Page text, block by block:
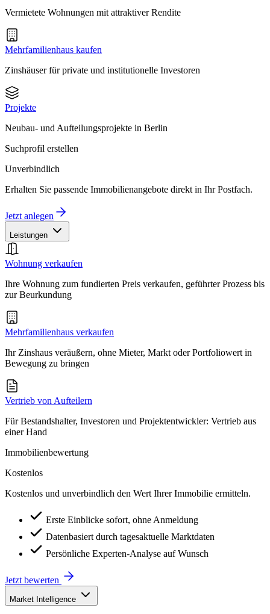
Vermietete Wohnungen mit attraktiver Rendite
Mehrfamilienhaus kaufen
Zinshäuser für private und institutionelle Investoren
Projekte
Neubau- und Aufteilungsprojekte in Berlin
Suchprofil erstellen
Unverbindlich
Erhalten Sie passende Immobilienangebote direkt in Ihr Postfach.
Jetzt anlegen
Leistungen
Wohnung verkaufen
Ihre Wohnung zum fundierten Preis verkaufen, geführter Prozess bis
zur Beurkundung
Mehrfamilienhaus verkaufen
Ihr Zinshaus veräußern, ohne Mieter, Markt oder Portfoliowert in
Bewegung zu bringen
Vertrieb von Aufteilern
Für Bestandshalter, Investoren und Projektentwickler: Vertrieb aus
einer Hand
Immobilienbewertung
Kostenlos
Kostenlos und unverbindlich den Wert Ihrer Immobilie ermitteln.
Erste Einblicke sofort, ohne Anmeldung
Datenbasiert durch tagesaktuelle Marktdaten
Persönliche Experten-Analyse auf Wunsch
Jetzt bewerten
Market Intelligence